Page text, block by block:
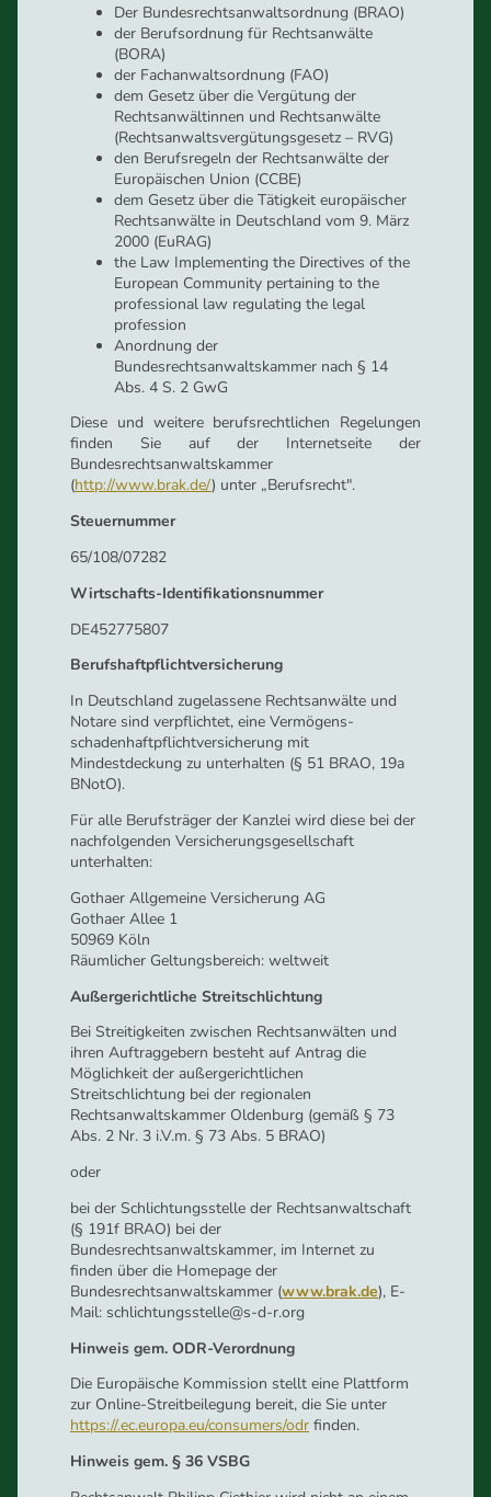
Der Bundesrechtsanwaltsordnung (BRAO)
der Berufsordnung für Rechtsanwälte
(BORA)
der Fachanwaltsordnung (FAO)
dem Gesetz über die Vergütung der
Rechtsanwältinnen und Rechtsanwälte
(Rechtsanwaltsvergütungsgesetz – RVG)
den Berufsregeln der Rechtsanwälte der
Europäischen Union (CCBE)
dem Gesetz über die Tätigkeit europäischer
Rechtsanwälte in Deutschland vom 9. März
2000 (EuRAG)
the Law Implementing the Directives of the
European Community pertaining to the
professional law regulating the legal
profession
Anordnung der
Bundesrechtsanwaltskammer nach § 14
Abs. 4 S. 2 GwG
Diese und weitere berufsrechtlichen Regelungen
finden Sie auf der Internetseite der
Bundesrechtsanwaltskammer
(http://www.brak.de/) unter „Berufsrecht".
Steuernummer
65/108/07282
Wirtschafts-Identifikationsnummer
DE452775807
Berufshaftpflichtversicherung
In Deutschland zugelassene Rechtsanwälte und
Notare sind verpflichtet, eine Vermögens-
schadenhaftpflichtversicherung mit
Mindestdeckung zu unterhalten (§ 51 BRAO, 19a
BNotO).
Für alle Berufsträger der Kanzlei wird diese bei der
nachfolgenden Versicherungsgesellschaft
unterhalten:
Gothaer Allgemeine Versicherung AG
Gothaer Allee 1
50969 Köln
Räumlicher Geltungsbereich: weltweit
Außergerichtliche Streitschlichtung
Bei Streitigkeiten zwischen Rechtsanwälten und
ihren Auftraggebern besteht auf Antrag die
Möglichkeit der außergerichtlichen
Streitschlichtung bei der regionalen
Rechtsanwaltskammer Oldenburg (gemäß § 73
Abs. 2 Nr. 3 i.V.m. § 73 Abs. 5 BRAO)
oder
bei der Schlichtungsstelle der Rechtsanwaltschaft
(§ 191f BRAO) bei der
Bundesrechtsanwaltskammer, im Internet zu
finden über die Homepage der
Bundesrechtsanwaltskammer (www.brak.de), E-
Mail: schlichtungsstelle@s-d-r.org
Hinweis gem. ODR-Verordnung
Die Europäische Kommission stellt eine Plattform
zur Online-Streitbeilegung bereit, die Sie unter
https://.ec.europa.eu/consumers/odr finden.
Hinweis gem. § 36 VSBG